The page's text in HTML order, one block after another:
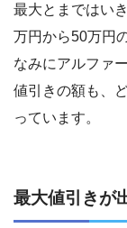
最大とまではい
万円から50万円
なみにアルファ
値引きの額も、
っています。
最大値引きが